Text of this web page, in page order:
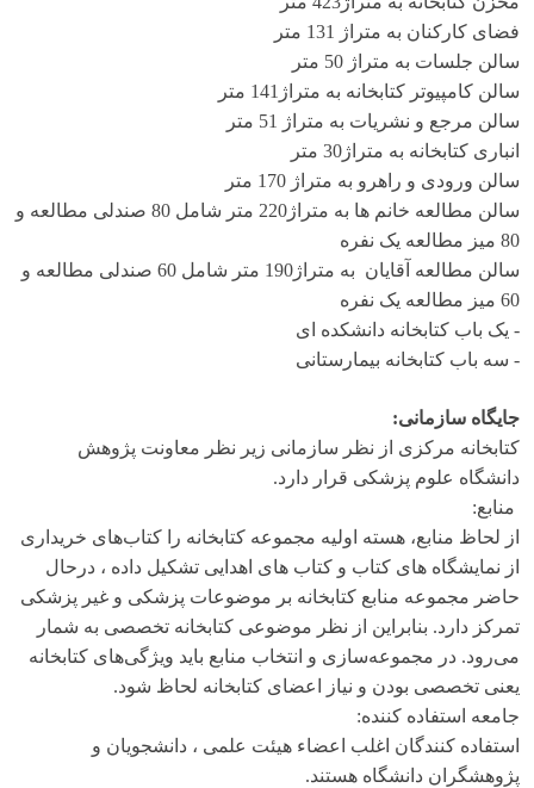
فضای کارکنان به متراژ 131 متر
سالن جلسات به متراژ 50 متر
سالن کامپیوتر کتابخانه به متراژ141 متر
سالن مرجع و نشریات به متراژ 51 متر
انباری کتابخانه به متراژ30 متر
سالن ورودی و راهرو به متراژ 170 متر
سالن مطالعه خانم ها به متراژ220 متر شامل 80 صندلی مطالعه و
80 میز مطالعه یک نفره
سالن مطالعه آقایان به متراژ190 متر شامل 60 صندلی مطالعه و
60 میز مطالعه یک نفره
- یک باب کتابخانه دانشکده ای
- سه باب کتابخانه بیمارستانی
جایگاه سازمانی:
کتابخانه مرکزی از نظر سازمانی زیر نظر معاونت پژوهش
دانشگاه علوم پزشکی قرار دارد.
منابع:
از لحاظ منابع، هسته اولیه مجموعه کتابخانه را کتاب‌های خریداری
از نمایشگاه های کتاب و کتاب های اهدایی تشکیل داده ، درحال
حاضر مجموعه منابع کتابخانه بر موضوعات پزشکی و غیر پزشکی
تمرکز دارد. بنابراین از نظر موضوعی کتابخانه تخصصی به شمار
می‌رود. در مجموعه‌سازی و انتخاب منابع باید ویژگی‌های کتابخانه
یعنی تخصصی بودن و نیاز اعضای کتابخانه لحاظ شود.
جامعه استفاده کننده:
استفاده کنندگان اغلب اعضاء هیئت علمی ، دانشجویان و
پژوهشگران دانشگاه هستند.